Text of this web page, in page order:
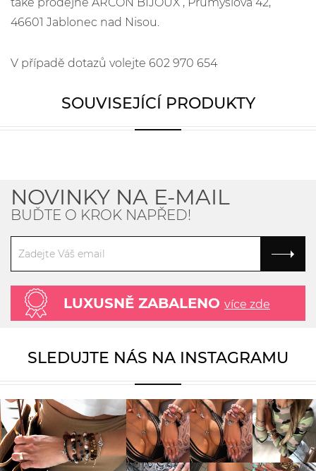
46601 Jablonec nad Nisou.
V případě dotazů volejte 602 970 654
SOUVISEJÍCÍ PRODUKTY
NOVINKY NA E-MAIL
BUĎTE O KROK NAPŘED!
LUXUSNĚ ZABALENO více zde
SLEDUJTE NÁS NA INSTAGRAMU